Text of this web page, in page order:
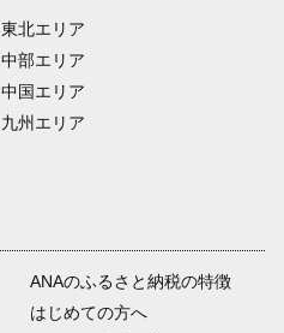
東北エリア
中部エリア
中国エリア
九州エリア
ANAのふるさと納税の特徴
はじめての方へ